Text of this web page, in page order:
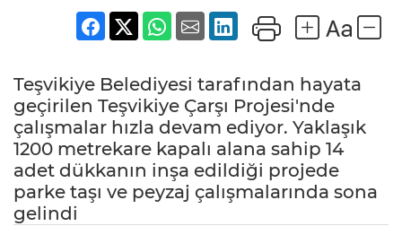
Teşvikiye Belediyesi tarafından hayata
geçirilen Teşvikiye Çarşı Projesi'nde
çalışmalar hızla devam ediyor. Yaklaşık
1200 metrekare kapalı alana sahip 14
adet dükkanın inşa edildiği projede
parke taşı ve peyzaj çalışmalarında sona
gelindi